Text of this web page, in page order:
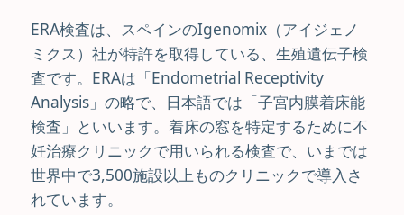
ERA検査は、スペインのIgenomix（アイジェノ
ミクス）社が特許を取得している、生殖遺伝子検
査です。ERAは「Endometrial Receptivity
Analysis」の略で、日本語では「子宮内膜着床能
検査」といいます。着床の窓を特定するために不
妊治療クリニックで用いられる検査で、いまでは
世界中で3,500施設以上ものクリニックで導入さ
れています。